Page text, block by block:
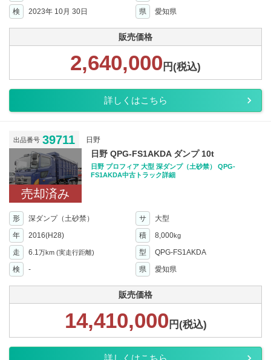
検
2023年 10月 30日 県 愛知県
販売価格
2,640,000 円(税込)
詳しくはこちら
出品番号 39711 日野
売却済み
日野 QPG-FS1AKDA ダンプ 10t
日野 プロフィア 大型 深ダンプ（土砂禁） QPG-
FS1AKDA中古トラック詳細
形 深ダンプ（土砂禁） サ
大型
年
2016(H28) 積 8,000kg
走 6.1万km (実走行距離) 型
QPG-FS1AKDA
検
- 県 愛知県
販売価格
14,410,000 円(税込)